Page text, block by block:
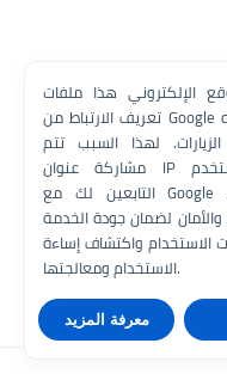
الإلكتروني هذا ملفات
تعريف الارتباط من Google لتقديم خدماته
لهذا السبب تتم
مشاركة عنوان IP ووكيل المستخدم
التابعين لك مع Google بالإضافة إلى
والأمان لضمان جودة الخدمة
الاستخدام واكتشاف إساءة
الاستخدام ومعالجتها.
معرفة المزيد